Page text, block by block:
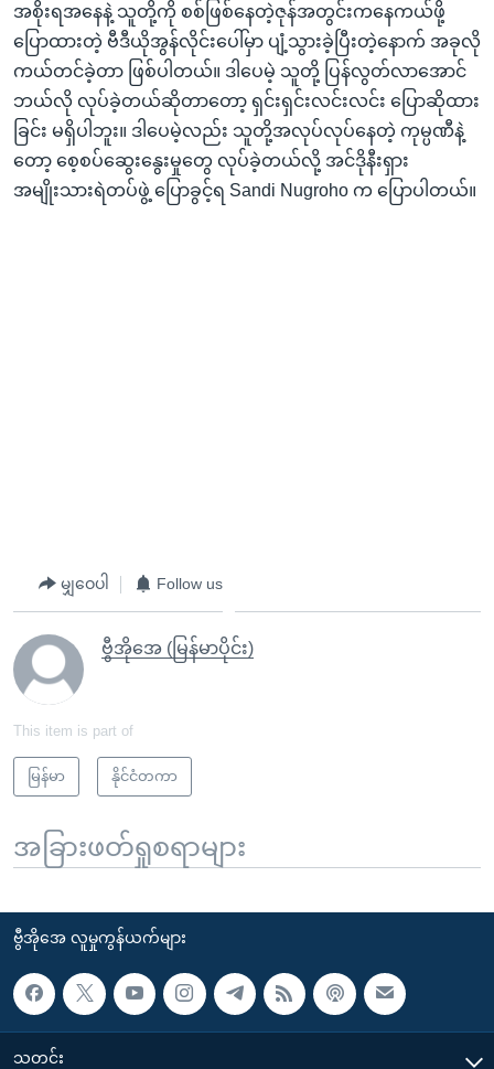
အစိုးရအနေနဲ့ သူတို့ကို စစ်ဖြစ်နေတဲ့ဇုန်အတွင်းကနေကယ်ဖို့
ပြောထားတဲ့ ဗီဒီယိုအွန်လိုင်းပေါ်မှာ ပျံ့သွားခဲ့ပြီးတဲ့နောက် အခုလို
ကယ်တင်ခဲ့တာ ဖြစ်ပါတယ်။ ဒါပေမဲ့ သူတို့ ပြန်လွတ်လာအောင်
ဘယ်လို လုပ်ခဲ့တယ်ဆိုတာတော့ ရှင်းရှင်းလင်းလင်း ပြောဆိုထား
ခြင်း မရှိပါဘူး။ ဒါပေမဲ့လည်း သူတို့အလုပ်လုပ်နေတဲ့ ကုမ္ပဏီနဲ့
တော့ စေ့စပ်ဆွေးနွေးမှုတွေ လုပ်ခဲ့တယ်လို့ အင်ဒိုနီးရှား
အမျိုးသားရဲတပ်ဖွဲ့ ပြောခွင့်ရ Sandi Nugroho က ပြောပါတယ်။
မျှဝေပါ Follow us
ဗွီအိုအေ (မြန်မာပိုင်း)
This item is part of
မြန်မာ နိုင်ငံတကာ
အခြားဖတ်ရှုစရာများ
ဗွီအိုအေ လူမှုကွန်ယက်များ
သတင်း